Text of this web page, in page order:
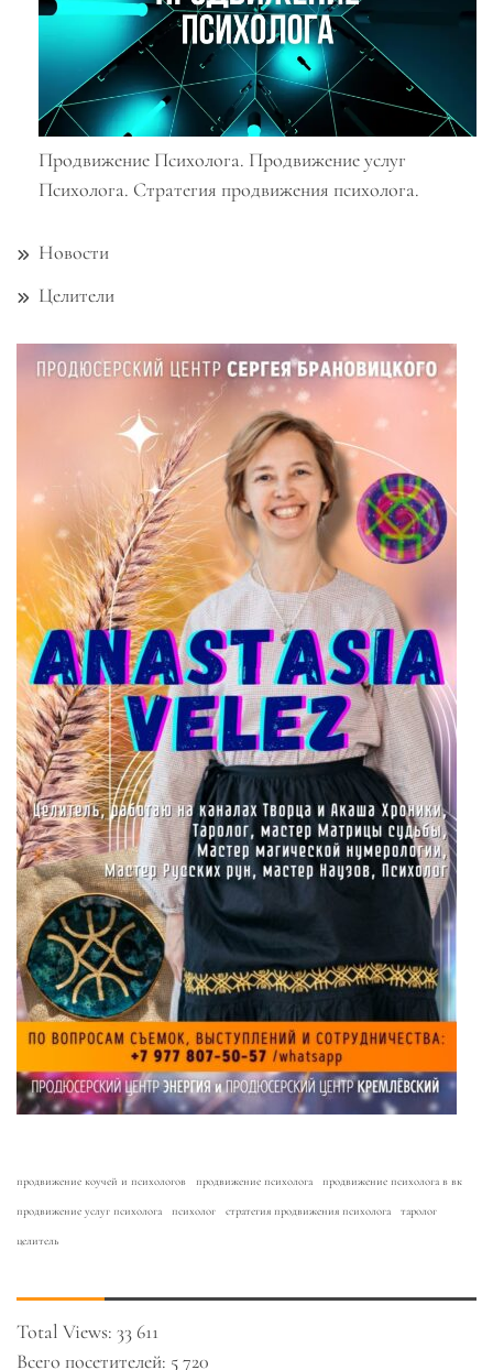
Продвижение Психолога. Продвижение услуг
Психолога. Стратегия продвижения психолога.
Новости
Целители
продвижение коучей и психологов продвижение психолога продвижение психолога в вк
продвижение услуг психолога психолог стратегия продвижения психолога таролог
целитель
Total Views: 33 611
Всего посетителей: 5 720